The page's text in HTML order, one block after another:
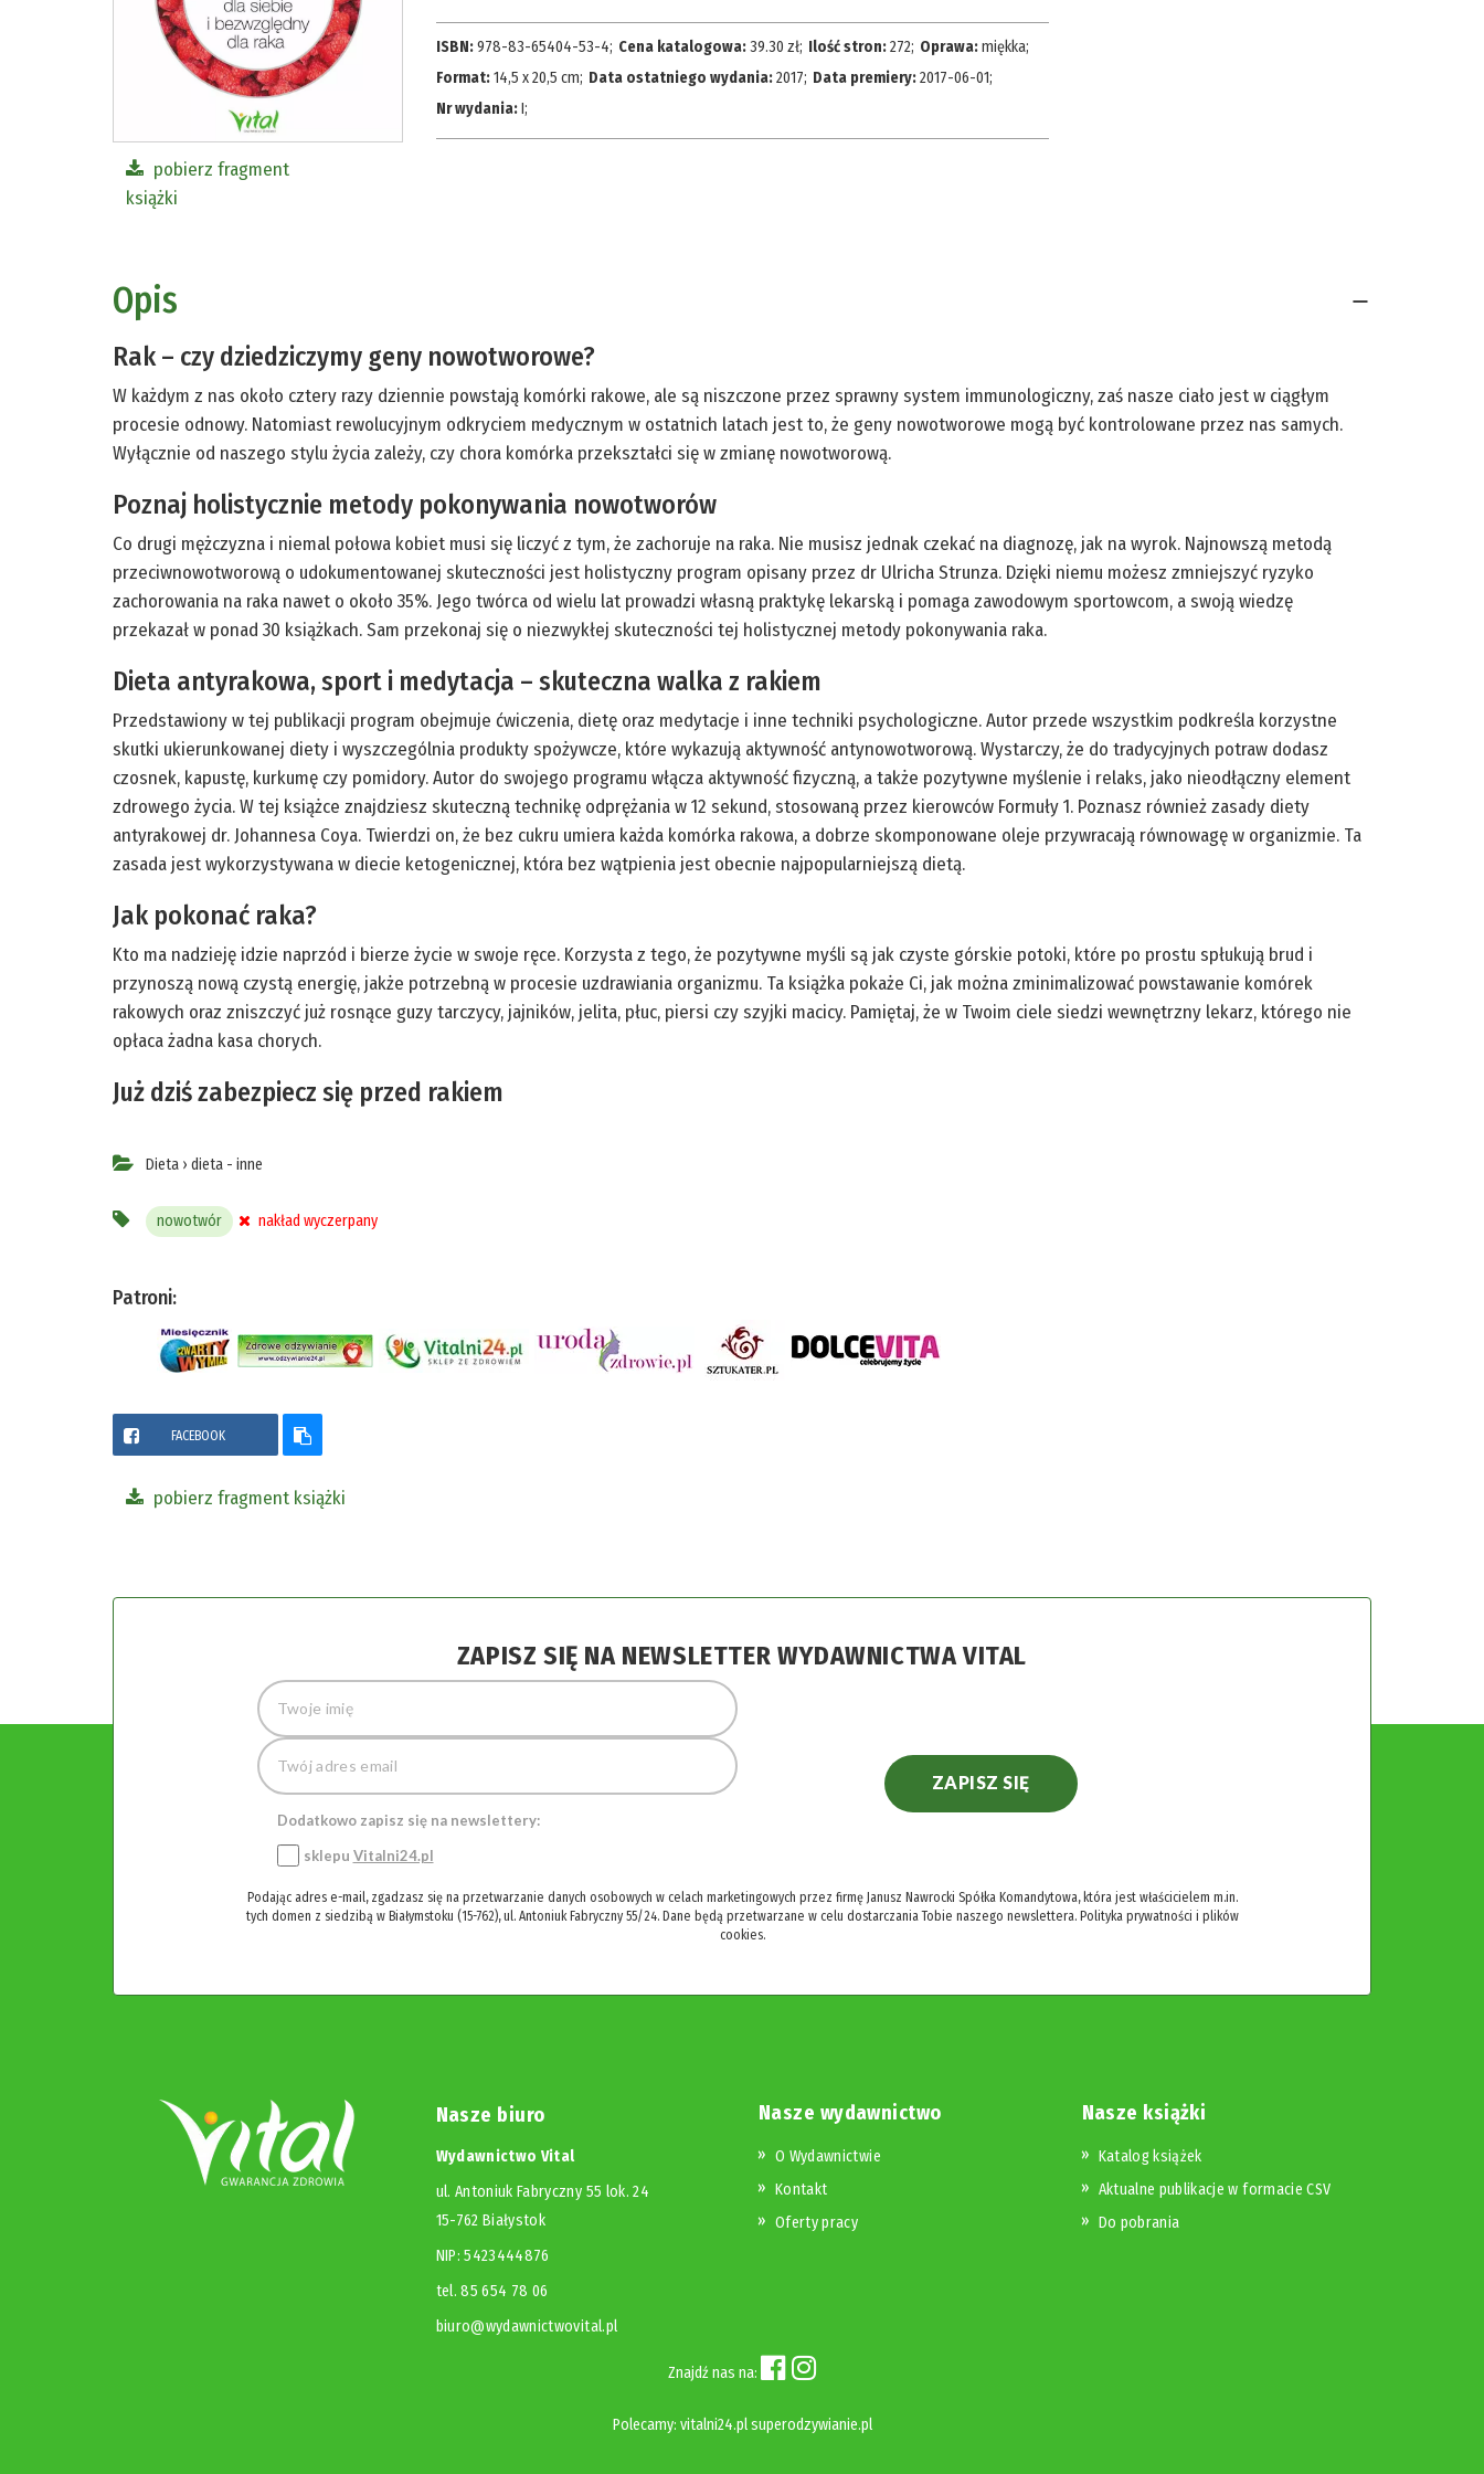
pobierz fragment
książki
ISBN:978-83-65404-53-4; Cena katalogowa:39.30 zł; Ilość stron:272; Oprawa:miękka;
Format:14,5 x 20,5 cm; Data ostatniego wydania:2017; Data premiery:2017-06-01;
Nr wydania:I;
Opis
Rak – czy dziedziczymy geny nowotworowe?
W każdym z nas około cztery razy dziennie powstają komórki rakowe, ale są niszczone przez sprawny system immunologiczny, zaś nasze ciało jest w ciągłym
procesie odnowy. Natomiast rewolucyjnym odkryciem medycznym w ostatnich latach jest to, że geny nowotworowe mogą być kontrolowane przez nas samych.
Wyłącznie od naszego stylu życia zależy, czy chora komórka przekształci się w zmianę nowotworową.
Poznaj holistycznie metody pokonywania nowotworów
Co drugi mężczyzna i niemal połowa kobiet musi się liczyć z tym, że zachoruje na raka. Nie musisz jednak czekać na diagnozę, jak na wyrok. Najnowszą metodą
przeciwnowotworową o udokumentowanej skuteczności jest holistyczny program opisany przez dr Ulricha Strunza. Dzięki niemu możesz zmniejszyć ryzyko
zachorowania na raka nawet o około 35%. Jego twórca od wielu lat prowadzi własną praktykę lekarską i pomaga zawodowym sportowcom, a swoją wiedzę
przekazał w ponad 30 książkach. Sam przekonaj się o niezwykłej skuteczności tej holistycznej metody pokonywania raka.
Dieta antyrakowa, sport i medytacja – skuteczna walka z rakiem
Przedstawiony w tej publikacji program obejmuje ćwiczenia, dietę oraz medytacje i inne techniki psychologiczne. Autor przede wszystkim podkreśla korzystne
skutki ukierunkowanej diety i wyszczególnia produkty spożywcze, które wykazują aktywność antynowotworową. Wystarczy, że do tradycyjnych potraw dodasz
czosnek, kapustę, kurkumę czy pomidory. Autor do swojego programu włącza aktywność fizyczną, a także pozytywne myślenie i relaks, jako nieodłączny element
zdrowego życia. W tej książce znajdziesz skuteczną technikę odprężania w 12 sekund, stosowaną przez kierowców Formuły 1. Poznasz również zasady diety
antyrakowej dr. Johannesa Coya. Twierdzi on, że bez cukru umiera każda komórka rakowa, a dobrze skomponowane oleje przywracają równowagę w organizmie. Ta
zasada jest wykorzystywana w diecie ketogenicznej, która bez wątpienia jest obecnie najpopularniejszą dietą.
Jak pokonać raka?
Kto ma nadzieję idzie naprzód i bierze życie w swoje ręce. Korzysta z tego, że pozytywne myśli są jak czyste górskie potoki, które po prostu spłukują brud i
przynoszą nową czystą energię, jakże potrzebną w procesie uzdrawiania organizmu. Ta książka pokaże Ci, jak można zminimalizować powstawanie komórek
rakowych oraz zniszczyć już rosnące guzy tarczycy, jajników, jelita, płuc, piersi czy szyjki macicy. Pamiętaj, że w Twoim ciele siedzi wewnętrzny lekarz, którego nie
opłaca żadna kasa chorych.
Już dziś zabezpiecz się przed rakiem
Dieta › dieta - inne
nowotwór nakład wyczerpany
Patroni:
FACEBOOK
pobierz fragment książki
ZAPISZ SIĘ NA NEWSLETTER WYDAWNICTWA VITAL
Dodatkowo zapisz się na newslettery:
sklepu Vitalni24.pl
ZAPISZ SIĘ
Podając adres e-mail, zgadzasz się na przetwarzanie danych osobowych w celach marketingowych przez firmę Janusz Nawrocki Spółka Komandytowa, która jest właścicielem m.in.
tych domen z siedzibą w Białymstoku (15-762), ul. Antoniuk Fabryczny 55/24. Dane będą przetwarzane w celu dostarczania Tobie naszego newslettera. Polityka prywatności i plików
cookies.
Nasze biuro
Wydawnictwo Vital
ul. Antoniuk Fabryczny 55 lok. 24
15-762 Białystok
NIP: 5423444876
tel. 85 654 78 06
biuro@wydawnictwovital.pl
Nasze wydawnictwo
O Wydawnictwie
Kontakt
Oferty pracy
Nasze książki
Katalog książek
Aktualne publikacje w formacie CSV
Do pobrania
Znajdź nas na:
Polecamy: vitalni24.pl superodzywianie.pl